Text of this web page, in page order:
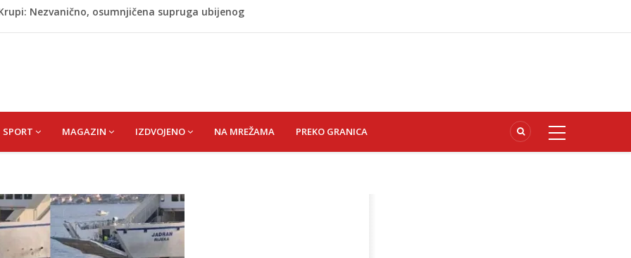
Nezvanično, osumnjičena supruga ubijenog
obilježavanja godišnjice: "Doživjela sam poniženje
sinu"
SPORT MAGAZIN IZDVOJENO NA MREŽAMA PREKO GRANICA